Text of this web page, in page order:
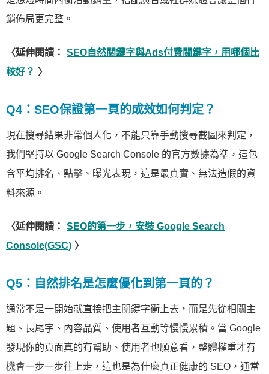
銷佈局更完整。
〈延伸閱讀：
SEO自然關鍵字與Ads付費關鍵字，用哪個比
較好？ 〉
Q4：SEO保證第一頁的成效如何判定？
現在搜尋結果非常個人化，不能只靠手動搜尋截圖來判定，
我們堅持以 Google Search Console 的官方數據為準，這包
含平均排名、點擊、曝光表現，這是最真實、無法造假的資
料來源。
〈延伸閱讀：
SEO的第一步，安裝 Google Search
Console(GSC) 〉
Q5：自然排名是怎麼優化到第一頁的？
通常不是一開始就直接把主關鍵字衝上去，而是先從相關主
題、長尾字、內容品質、使用者互動等慢慢累積。當 Google
發現你的頁面真的有幫助、使用者也願意看，整體權重才有
機會一步一步往上走，這也是為什麼真正健康的 SEO，通常